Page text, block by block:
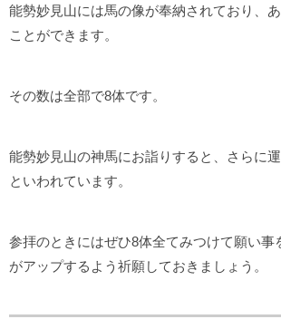
能勢妙見山には馬の像が奉納されており、
ことができます。
その数は全部で8体です。
能勢妙見山の神馬にお詣りすると、さらに
といわれています。
参拝のときにはぜひ8体全てみつけて願い事
がアップするよう祈願しておきましょう。